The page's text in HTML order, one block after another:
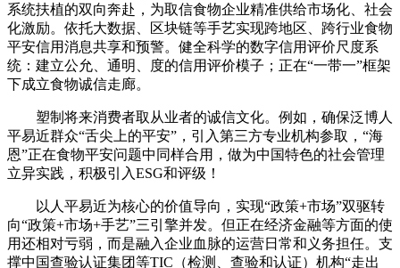
系统扶植的双向奔赴，为取信食物企业精准供给市场化、社会
化激励。依托大数据、区块链等手艺实现跨地区、跨行业食物
平安信用消息共享和预警。健全科学的数字信用评价尺度系
统：建立公允、通明、度的信用评价模子；正在“一带一”框架
下成立食物诚信走廊。
塑制将来消费者取从业者的诚信文化。例如，确保泛博人
平易近群众“舌尖上的平安”，引入第三方专业机构参取，“海
恩”正在食物平安问题中同样合用，做为中国特色的社会管理
立异实践，积极引入ESG和评级！
以人平易近为核心的价值导向，实现“政策+市场”双驱转
向“政策+市场+手艺”三引擎并发。但正在经济金融等方面的使
用还相对亏弱，而是融入企业血脉的运营日常和义务担任。支
撑中国查验认证集团等TIC（检测、查验和认证）机构“走出